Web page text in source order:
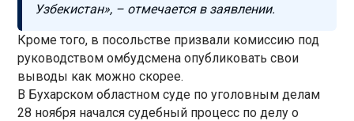
Узбекистан», – отмечается в заявлении.
Кроме того, в посольстве призвали комиссию под
руководством омбудсмена опубликовать свои
выводы как можно скорее.
В Бухарском областном суде по уголовным делам
28 ноября начался судебный процесс по делу о